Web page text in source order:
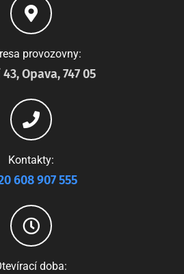
provozovny:
Opava, 747 05
Kontakty:
608 907 555
doba: